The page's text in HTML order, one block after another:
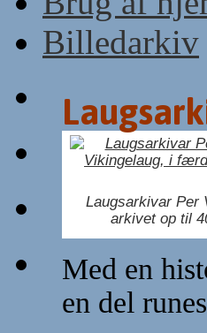
Billedarkiv
Laugsarkivar Per
arkivet op til
Med en
en del